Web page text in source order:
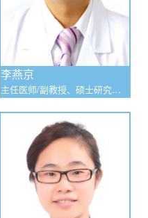
李燕京
主任医师/副教授、硕士研究生
导师